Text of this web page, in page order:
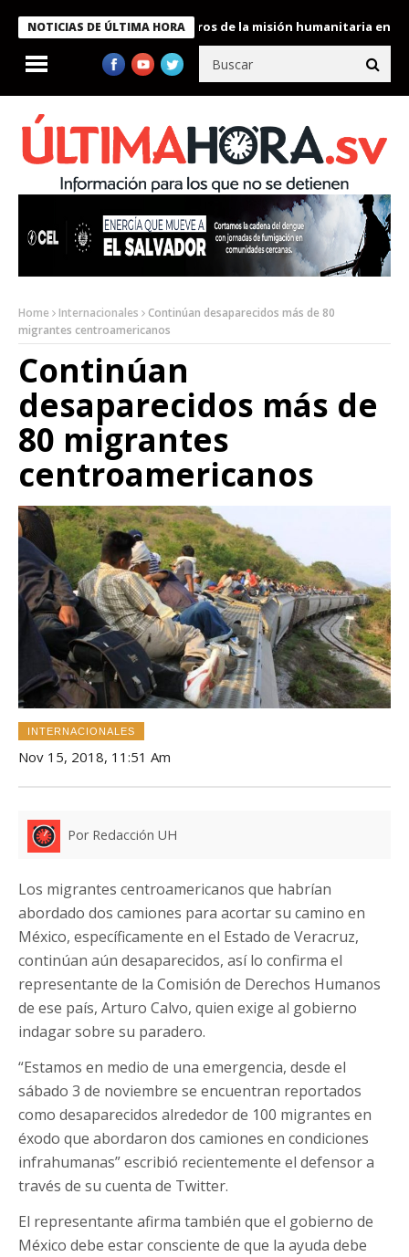
NOTICIAS DE ÚLTIMA HORA
condecora a miembros de la misión humanitaria enviada a
Home Internacionales
Continúan desaparecidos más de 80
migrantes centroamericanos
Continúan
desaparecidos más de
80 migrantes
centroamericanos
INTERNACIONALES
Nov 15, 2018, 11:51 Am
Por Redacción UH
Los migrantes centroamericanos que habrían
abordado dos camiones para acortar su camino en
México, específicamente en el Estado de Veracruz,
continúan aún desaparecidos, así lo confirma el
representante de la Comisión de Derechos Humanos
de ese país, Arturo Calvo, quien exige al gobierno
indagar sobre su paradero.
“Estamos en medio de una emergencia, desde el
sábado 3 de noviembre se encuentran reportados
como desaparecidos alrededor de 100 migrantes en
éxodo que abordaron dos camiones en condiciones
infrahumanas” escribió recientemente el defensor a
través de su cuenta de Twitter.
El representante afirma también que el gobierno de
México debe estar consciente de que la ayuda debe